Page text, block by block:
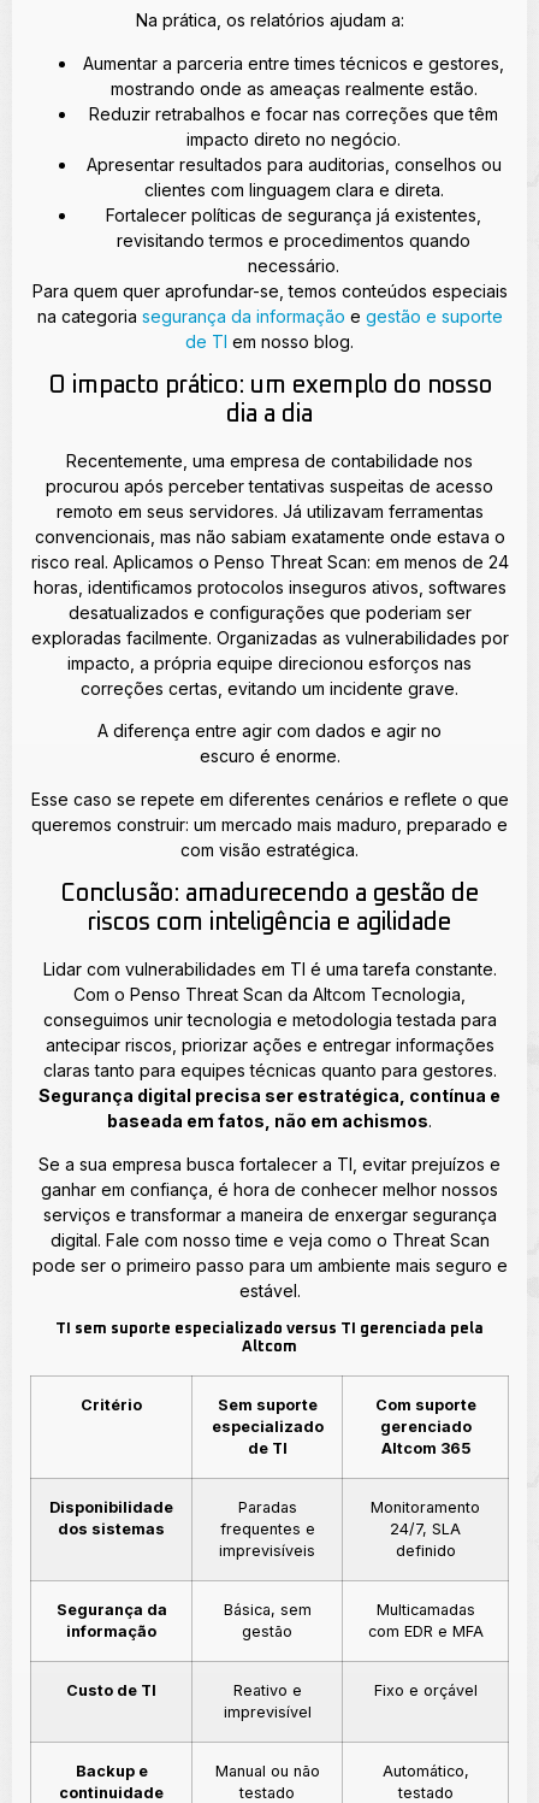
Na prática, os relatórios ajudam a:
Aumentar a parceria entre times técnicos e gestores,
mostrando onde as ameaças realmente estão.
Reduzir retrabalhos e focar nas correções que têm
impacto direto no negócio.
Apresentar resultados para auditorias, conselhos ou
clientes com linguagem clara e direta.
Fortalecer políticas de segurança já existentes,
revisitando termos e procedimentos quando
necessário.
Para quem quer aprofundar-se, temos conteúdos especiais
na categoria segurança da informação e gestão e suporte
de TI em nosso blog.
O impacto prático: um exemplo do nosso
dia a dia
Recentemente, uma empresa de contabilidade nos
procurou após perceber tentativas suspeitas de acesso
remoto em seus servidores. Já utilizavam ferramentas
convencionais, mas não sabiam exatamente onde estava o
risco real. Aplicamos o Penso Threat Scan: em menos de 24
horas, identificamos protocolos inseguros ativos, softwares
desatualizados e configurações que poderiam ser
exploradas facilmente. Organizadas as vulnerabilidades por
impacto, a própria equipe direcionou esforços nas
correções certas, evitando um incidente grave.
A diferença entre agir com dados e agir no
escuro é enorme.
Esse caso se repete em diferentes cenários e reflete o que
queremos construir: um mercado mais maduro, preparado e
com visão estratégica.
Conclusão: amadurecendo a gestão de
riscos com inteligência e agilidade
Lidar com vulnerabilidades em TI é uma tarefa constante.
Com o Penso Threat Scan da Altcom Tecnologia,
conseguimos unir tecnologia e metodologia testada para
antecipar riscos, priorizar ações e entregar informações
claras tanto para equipes técnicas quanto para gestores.
Segurança digital precisa ser estratégica, contínua e
baseada em fatos, não em achismos.
Se a sua empresa busca fortalecer a TI, evitar prejuízos e
ganhar em confiança, é hora de conhecer melhor nossos
serviços e transformar a maneira de enxergar segurança
digital. Fale com nosso time e veja como o Threat Scan
pode ser o primeiro passo para um ambiente mais seguro e
estável.
TI sem suporte especializado versus TI gerenciada pela
Altcom
Critério
Sem suporte
especializado
de TI
Com suporte
gerenciado
Altcom 365
Disponibilidade
dos sistemas
Paradas
frequentes e
imprevisíveis
Monitoramento
24/7, SLA
definido
Segurança da
informação
Básica, sem
gestão
Multicamadas
com EDR e MFA
Custo de TI
Reativo e
imprevisível
Fixo e orçável
Backup e
continuidade
Manual ou não
testado
Automático,
testado